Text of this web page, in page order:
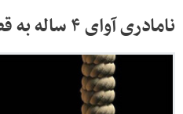
نامادری آوای ۴ ساله به قصاص محکوم شد